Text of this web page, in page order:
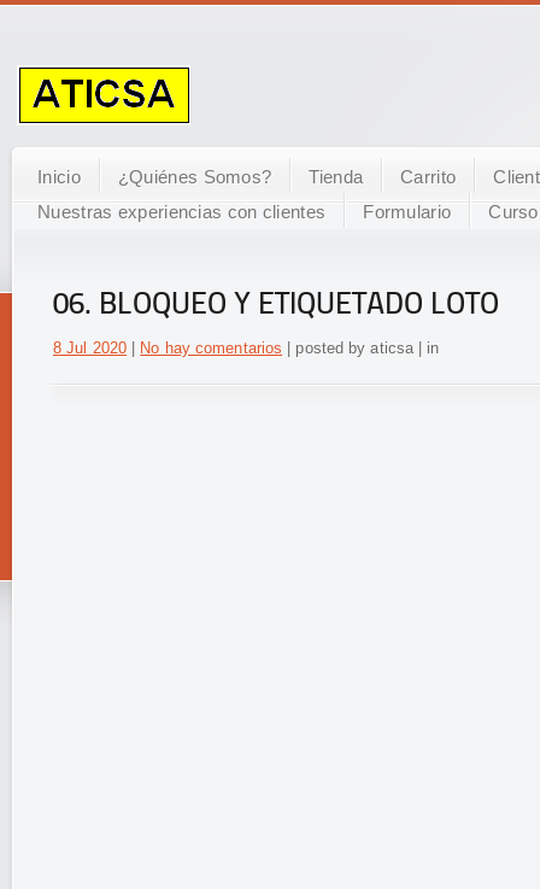
Inicio ¿Quiénes Somos? Tienda Carrito
Nuestras experiencias con clientes
Formulario Curso
06. BLOQUEO Y ETIQUETADO LOTO
8 Jul 2020 No hay comentarios | posted by aticsa | in